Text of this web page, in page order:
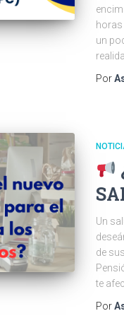
un
Por
Un
de
te
Por